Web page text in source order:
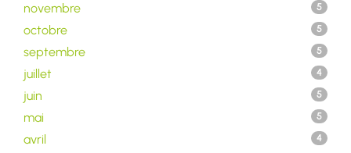
novembre 5
octobre 5
septembre 5
juillet 4
juin 5
mai 5
avril 4